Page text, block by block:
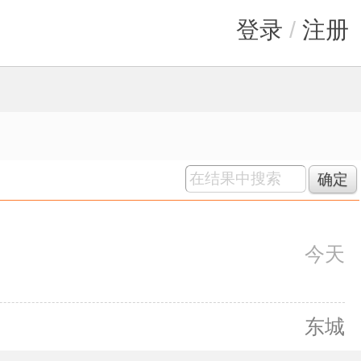
登录 / 注册
确定
今天
东城